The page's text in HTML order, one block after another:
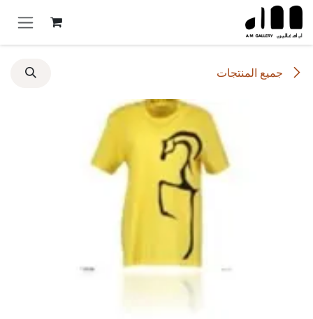
تخطي للذهاب إلى المحتوى
جميع المنتجات